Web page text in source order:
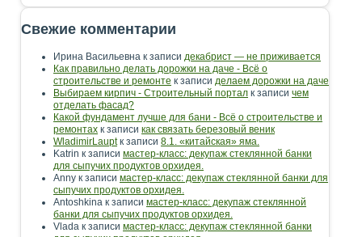
Свежие комментарии
Ирина Васильевна к записи декабрист — не приживается
Как правильно делать дорожки на даче - Всё о
строительстве и ремонте к записи делаем дорожки на даче
Выбираем кирпич - Строительный портал к записи чем
отделать фасад?
Какой фундамент лучше для бани - Всё о строительстве и
ремонтах к записи как связать березовый веник
WladimirLauptк записи 8.1. «китайская» яма.
Katrin к записи мастер-класс: декупаж стеклянной банки
для сыпучих продуктов орхидея.
Anny к записи мастер-класс: декупаж стеклянной банки для
сыпучих продуктов орхидея.
Antoshkina к записи мастер-класс: декупаж стеклянной
банки для сыпучих продуктов орхидея.
Vlada к записи мастер-класс: декупаж стеклянной банки